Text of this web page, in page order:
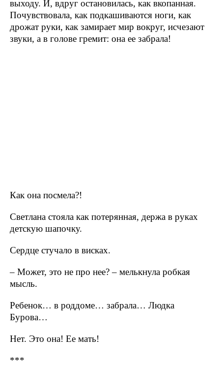
выходу. И, вдруг остановилась, как вкопанная.
Почувствовала, как подкашиваются ноги, как
дрожат руки, как замирает мир вокруг, исчезают
звуки, а в голове гремит: она ее забрала!
Как она посмела?!
Светлана стояла как потерянная, держа в руках
детскую шапочку.
Сердце стучало в висках.
– Может, это не про нее? – мелькнула робкая
мысль.
Ребенок… в роддоме… забрала… Людка
Бурова…
Нет. Это она! Ее мать!
***